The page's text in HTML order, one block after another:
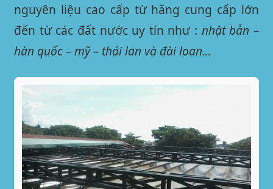
nguyên liệu cao cấp từ hãng cung cấp lớn
đến từ các đất nước uy tín như : nhật bản –
hàn quốc – mỹ – thái lan và đài loan…